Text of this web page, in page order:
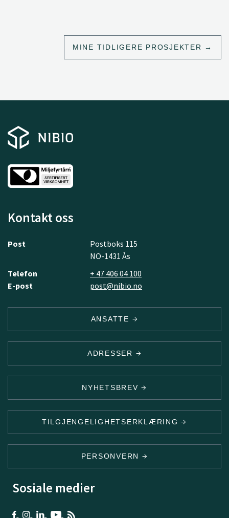
MINE TIDLIGERE PROSJEKTER
Kontakt oss
Post
Postboks 115
NO-1431 Ås
Telefon
+ 47 406 04 100
E-post
post@nibio.no
ANSATTE
ADRESSER
NYHETSBREV
TILGJENGELIGHETSERKLÆRING
PERSONVERN
Sosiale medier